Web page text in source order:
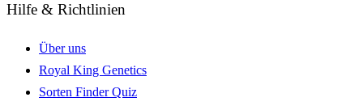
Hilfe & Richtlinien
Über uns
Royal King Genetics
Sorten Finder Quiz